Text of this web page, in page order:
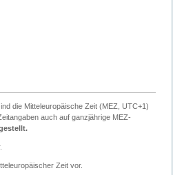
die Mitteleuropäische Zeit (MEZ, UTC+1)
auch auf ganzjährige MEZ-
Zeit vor.